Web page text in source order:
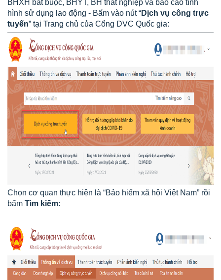
BHXH bắt buộc, BHYT, BH thất nghiệp và báo cáo tình
hình sử dụng lao động - Bấm vào nút “Dịch vụ công trực
tuyến” tại Trang chủ của Cổng DVC Quốc gia:
Chọn cơ quan thực hiện là “Bảo hiểm xã hội Việt Nam” rồi
bấm Tìm kiếm: